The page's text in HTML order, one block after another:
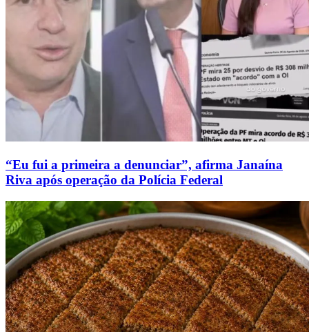
“Eu fui a primeira a denunciar”, afirma Janaína
Riva após operação da Polícia Federal